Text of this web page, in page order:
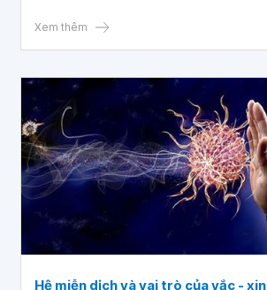
Xem thêm
Hệ miễn dịch và vai trò của vắc - xin